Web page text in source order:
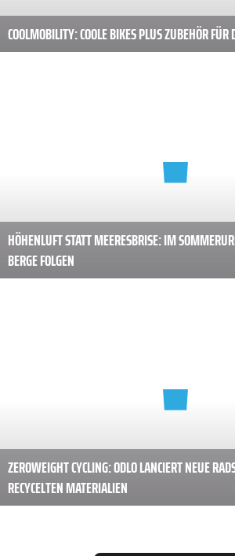
COOLMOBILITY: COOLE BIKES PLUS ZUBEHÖR
HÖHENLUFT STATT MEERESBRISE: IM
BERGE FOLGEN
ZEROWEIGHT CYCLING: ODLO LANCIERT NEUE
RECYCELTEN MATERIALIEN